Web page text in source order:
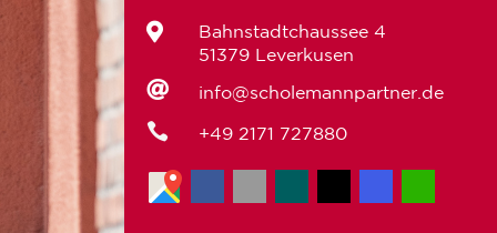

Bahnstadtchaussee 4
51379 Leverkusen
 info@scholemannpartner.de
 +49 2171 727880